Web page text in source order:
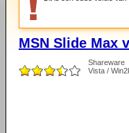
MSN Slide Max
Shareware
Vista /